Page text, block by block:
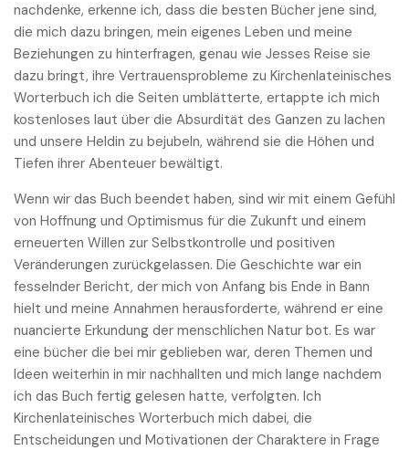
nachdenke, erkenne ich, dass die besten Bücher jene sind,
die mich dazu bringen, mein eigenes Leben und meine
Beziehungen zu hinterfragen, genau wie Jesses Reise sie
dazu bringt, ihre Vertrauensprobleme zu Kirchenlateinisches
Worterbuch ich die Seiten umblätterte, ertappte ich mich
kostenloses laut über die Absurdität des Ganzen zu lachen
und unsere Heldin zu bejubeln, während sie die Höhen und
Tiefen ihrer Abenteuer bewältigt.
Wenn wir das Buch beendet haben, sind wir mit einem Gefühl
von Hoffnung und Optimismus für die Zukunft und einem
erneuerten Willen zur Selbstkontrolle und positiven
Veränderungen zurückgelassen. Die Geschichte war ein
fesselnder Bericht, der mich von Anfang bis Ende in Bann
hielt und meine Annahmen herausforderte, während er eine
nuancierte Erkundung der menschlichen Natur bot. Es war
eine bücher die bei mir geblieben war, deren Themen und
Ideen weiterhin in mir nachhallten und mich lange nachdem
ich das Buch fertig gelesen hatte, verfolgten. Ich
Kirchenlateinisches Worterbuch mich dabei, die
Entscheidungen und Motivationen der Charaktere in Frage